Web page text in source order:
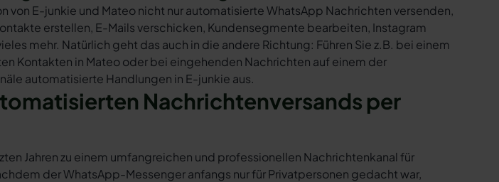
von E-junkie und Mateo nicht nur automatisierte WhatsApp Nachrichten versenden,
erstellen, E-Mails verschicken, Kundensegmente bearbeiten, Instagram
mehr. Natürlich geht das auch in die andere Richtung: Führen Sie z.B. bei einem
Kontakten in Mateo oder bei eingehenden Nachrichten auf einem der
automatisierte Handlungen in E-junkie aus.
Nachrichtenversands per
Jahren zu einem umfangreichen und professionellen Nachrichtenkanal für
der WhatsApp-Messenger anfangs nur für Privatpersonen gedacht war,